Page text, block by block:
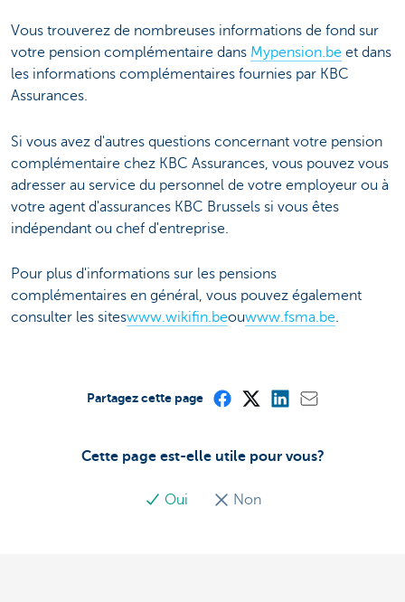
Vous trouverez de nombreuses informations de fond sur
votre pension complémentaire dans Mypension.be et dans
les informations complémentaires fournies par KBC
Assurances.
Si vous avez d'autres questions concernant votre pension
complémentaire chez KBC Assurances, vous pouvez vous
adresser au service du personnel de votre employeur ou à
votre agent d'assurances KBC Brussels si vous êtes
indépendant ou chef d'entreprise.
Pour plus d'informations sur les pensions
complémentaires en général, vous pouvez également
consulter les siteswww.wikifin.beouwww.fsma.be.
Cette page est-elle utile pour vous?
Oui Non
Partagez cette page